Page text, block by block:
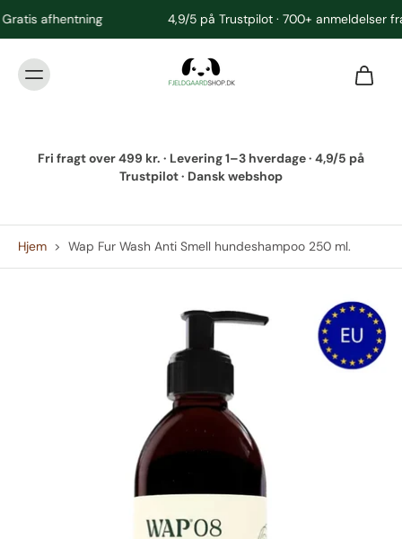
4,9/5 på Trustpilot · 700+ anmeldelser fra glade kunder
Fri fragt over 499 kr. · Levering 1–3 hverdage · 4,9/5 på
Trustpilot · Dansk webshop
Hjem > Wap Fur Wash Anti Smell hundeshampoo 250 ml.